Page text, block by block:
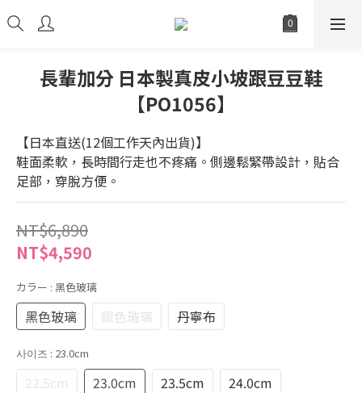
長輩加分 日本製真皮小坡跟豆豆鞋
【PO1056】
【日本直送(12個工作天內出貨)】
鞋面柔軟，長時間行走也不疼痛。側邊鬆緊帶設計，貼合
足部，穿脫方便。
NT$6,890
NT$4,590
カラー : 黑色玻璃
黑色玻璃 銀色玻璃 丹寧布
사이즈 : 23.0cm
22.5cm 23.0cm 23.5cm
24.0cm